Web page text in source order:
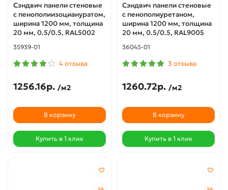
Сэндвич панели стеновые
с пенополиизоциануратом,
ширина 1200 мм, толщина
20 мм, 0.5/0.5, RAL5002
35939-01
4 отзыва
1256.16р. /м2
В корзину
Купить в 1 клик
Сэндвич панели стеновые
с пенополиуретаном,
ширина 1200 мм, толщина
20 мм, 0.5/0.5, RAL9005
36045-01
3 отзыва
1260.72р. /м2
В корзину
Купить в 1 клик